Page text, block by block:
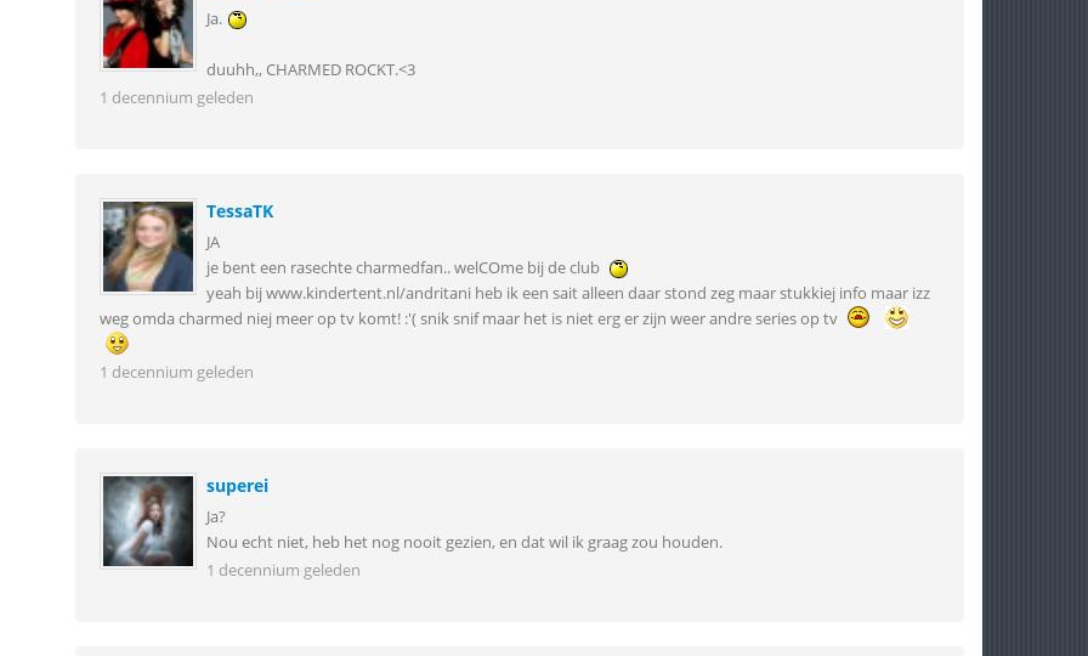
Ja.
duuhh,, CHARMED ROCKT.<3
1 decennium geleden
TessaTK
JA
je bent een rasechte charmedfan.. welCOme bij de club
yeah bij www.kindertent.nl/andritani heb ik een sait alleen daar stond zeg maar stukkiej info maar izz
weg omda charmed niej meer op tv komt! :'( snik snif maar het is niet erg er zijn weer andre series op tv
1 decennium geleden
superei
Ja?
Nou echt niet, heb het nog nooit gezien, en dat wil ik graag zou houden.
1 decennium geleden